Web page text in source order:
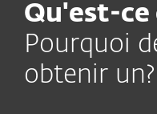
Qu'est-ce
Pourquoi
obtenir un?